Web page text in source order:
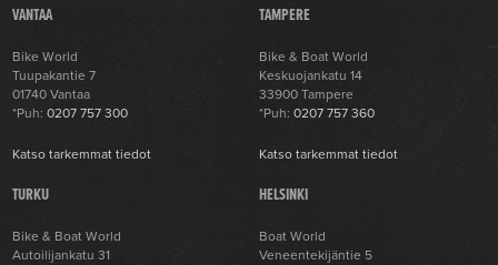
VANTAA
Bike World
Tuupakantie 7
01740 Vantaa
*Puh:0207 757 300
Katso tarkemmat tiedot
TAMPERE
Bike & Boat World
Keskuojankatu 14
33900 Tampere
*Puh:0207 757 360
Katso tarkemmat tiedot
TURKU
Bike & Boat World
Autoilijankatu 31
HELSINKI
Boat World
Veneentekijäntie 5